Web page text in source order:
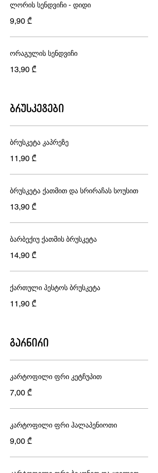
ლორის სენდვიჩი - დიდი
9,90 ₾
ორაგულის სენდვიჩი
13,90 ₾
ბრუსკეტები
ბრუსკეტა კაპრეზე
11,90 ₾
ბრუსკეტა ქათმით და სრირაჩას სოუსით
13,90 ₾
ბარბექიუ ქათმის ბრუსკეტა
14,90 ₾
ქართული პესტოს ბრუსკეტა
11,90 ₾
გარნირი
კარტოფილი ფრი კეტჩუპით
7,00 ₾
კარტოფილი ფრი ჰალაპენიოთი
9,00 ₾